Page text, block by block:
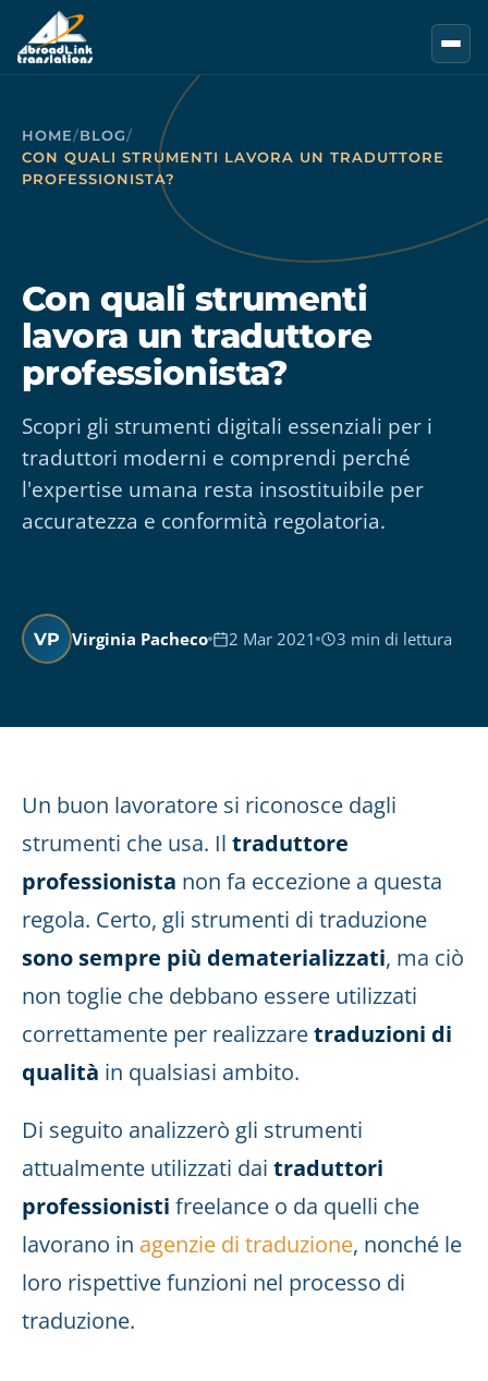
Vai al contenuto principale
HOME/BLOG/
CON QUALI STRUMENTI LAVORA UN TRADUTTORE
PROFESSIONISTA?
Con quali strumenti
lavora un traduttore
professionista?
Scopri gli strumenti digitali essenziali per i
traduttori moderni e comprendi perché
l'expertise umana resta insostituibile per
accuratezza e conformità regolatoria.
VP Virginia Pacheco 2 Mar 2021 3 min di lettura
Un buon lavoratore si riconosce dagli
strumenti che usa. Il traduttore
professionista non fa eccezione a questa
regola. Certo, gli strumenti di traduzione
sono sempre più dematerializzati, ma ciò
non toglie che debbano essere utilizzati
correttamente per realizzaretraduzioni di
qualità in qualsiasi ambito.
Di seguito analizzerò gli strumenti
attualmente utilizzati dai traduttori
professionisti freelance o da quelli che
lavorano in agenzie di traduzione, nonché le
loro rispettive funzioni nel processo di
traduzione.